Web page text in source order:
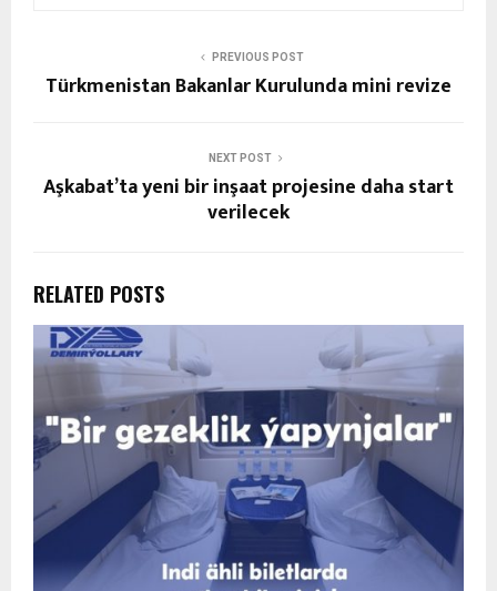
PREVIOUS POST
Türkmenistan Bakanlar Kurulunda mini revize
NEXT POST
Aşkabat’ta yeni bir inşaat projesine daha start
verilecek
RELATED POSTS